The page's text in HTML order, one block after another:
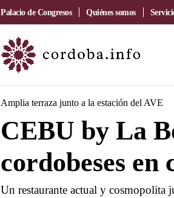
Palacio de Congresos Quiénes somos
Amplia terraza junto a la estación del AVE
CEBU by La
cordobeses en
Un restaurante actual y cosmopolita